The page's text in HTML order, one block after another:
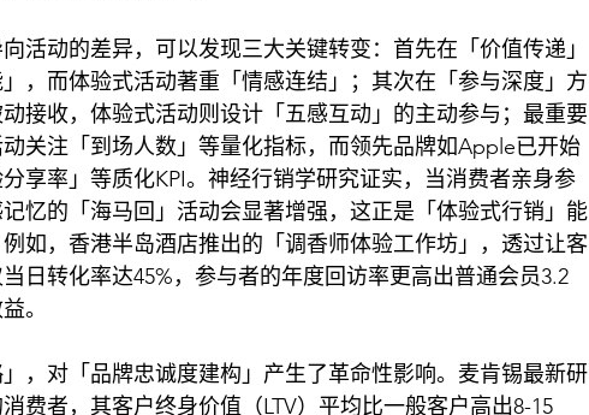
活动的差异，可以发现三大关键转变：首先在「价值传递」
，而体验式活动著重「情感连结」；其次在「参与深度」方
接收，体验式活动则设计「五感互动」的主动参与；最重要
关注「到场人数」等量化指标，而领先品牌如Apple已开始
享率」等质化KPI。神经行销学研究证实，当消费者亲身参
忆的「海马回」活动会显著增强，这正是「体验式行销」能
如，香港半岛酒店推出的「调香师体验工作坊」，透过让客
日转化率达45%，参与者的年度回访率更高出普通会员3.2
。
，对「品牌忠诚度建构」产生了革命性影响。麦肯锡最新研
费者，其客户终身价值（LTV）平均比一般客户高出8-15